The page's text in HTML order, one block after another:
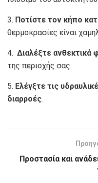
3. Ποτίστε τον κήπο
θερμοκρασίες είναι
4. Διαλέξτε ανθεκτικά
της περιοχής σας.
5. Ελέγξτε τις
διαρροές.
Προστασία και